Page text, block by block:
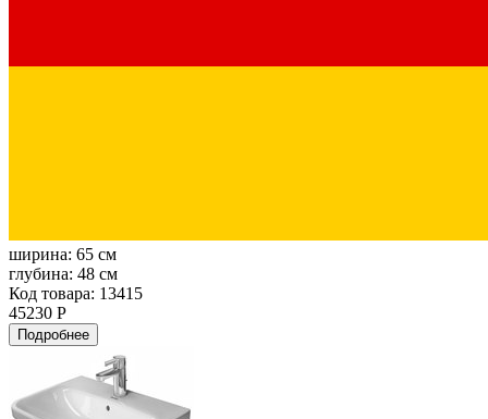
ширина: 65 см
глубина: 48 см
Код товара: 13415
45230 Р
Подробнее